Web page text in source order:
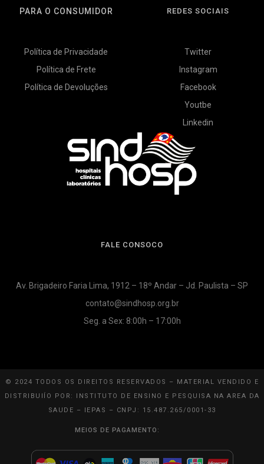
PARA O CONSUMIDOR
Política de Privacidade
Política de Frete
Política de Devoluções
REDES SOCIAIS
Twitter
Instagram
Facebook
Youtbe
Linkedin
FALE CONSOCO
Av. Brigadeiro Faria Lima, 1912 – 18º Andar – Jd. Paulista – SP
contato@sindhosp.org.br
Seg. a Sex: 8:00h – 17:00h
© 2024 TODOS OS DIREITOS RESERVADOS – MATERIAL VENDIDO E
DISTRIBUIÍO POR: INSTITUTO DE ENSINO E PESQUISA NA AREA DA
SAUDE – IEPAS – CNPJ: 15.487.265/0001-33
MEIOS DE PAGAMENTO: